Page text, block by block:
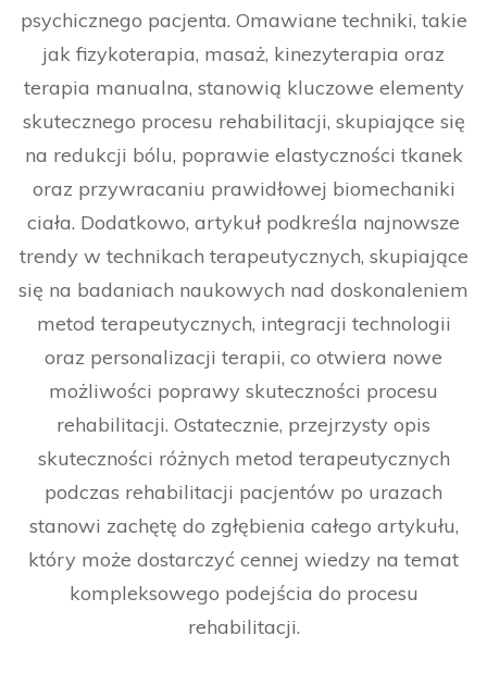
psychicznego pacjenta. Omawiane techniki, takie
jak fizykoterapia, masaż, kinezyterapia oraz
terapia manualna, stanowią kluczowe elementy
skutecznego procesu rehabilitacji, skupiające się
na redukcji bólu, poprawie elastyczności tkanek
oraz przywracaniu prawidłowej biomechaniki
ciała. Dodatkowo, artykuł podkreśla najnowsze
trendy w technikach terapeutycznych, skupiające
się na badaniach naukowych nad doskonaleniem
metod terapeutycznych, integracji technologii
oraz personalizacji terapii, co otwiera nowe
możliwości poprawy skuteczności procesu
rehabilitacji. Ostatecznie, przejrzysty opis
skuteczności różnych metod terapeutycznych
podczas rehabilitacji pacjentów po urazach
stanowi zachętę do zgłębienia całego artykułu,
który może dostarczyć cennej wiedzy na temat
kompleksowego podejścia do procesu
rehabilitacji.